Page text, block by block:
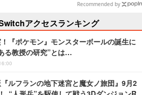
Recommended by
アクセスランキング
『ポケモン』モンスターボールの誕生に
る教授の研究”とは…
『ルフランの地下迷宮と魔女ノ旅団』9月2